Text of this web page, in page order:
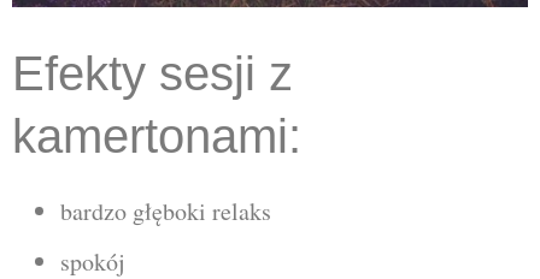
Efekty sesji z
kamertonami:
bardzo głęboki relaks
spokój